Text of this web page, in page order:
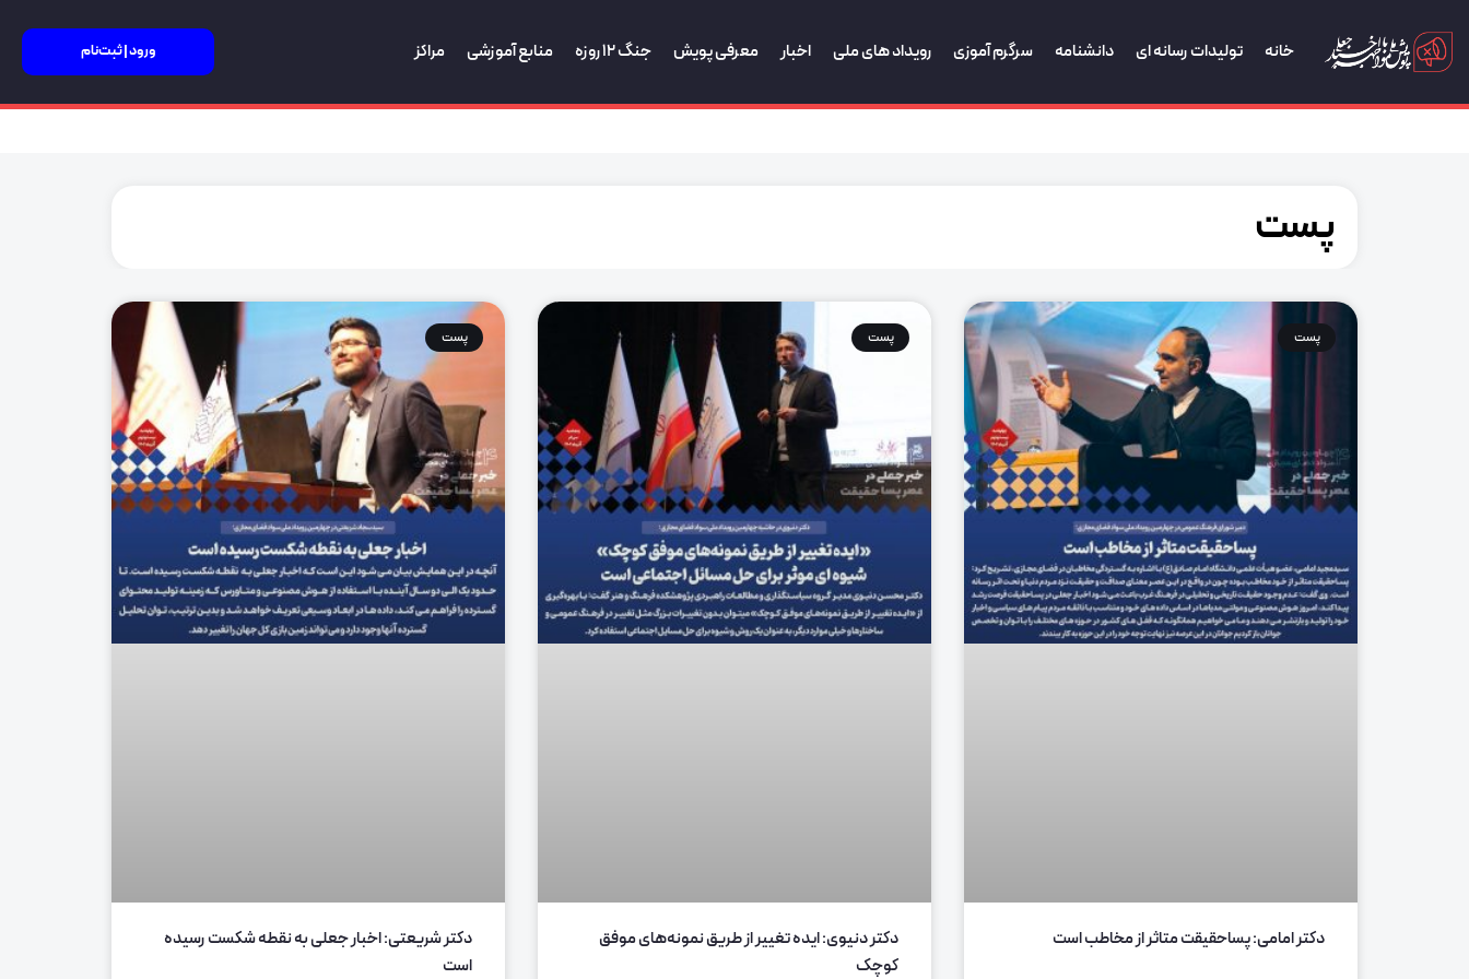
خانه تولیدات رسانه ای دانشنامه سرگرم آموزی رویداد های ملی اخبار معرفی پویش جنگ 12 روزه منابع آموزشی مراکز ورود | ثبت‌نام
پست
پست
دکتر امامی: پساحقیقت متاثر از مخاطب است
پست
دکتر دنیوی: ایده تغییر از طریق نمونه‌های موفق
کوچک
پست
دکتر شریعتی: اخبار جعلی به نقطه شکست رسیده
است